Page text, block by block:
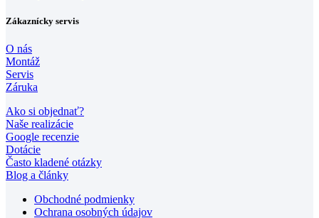
Zákaznícky servis
O nás
Montáž
Servis
Záruka
Ako si objednať?
Naše realizácie
Google recenzie
Dotácie
Často kladené otázky
Blog a články
Obchodné podmienky
Ochrana osobných údajov